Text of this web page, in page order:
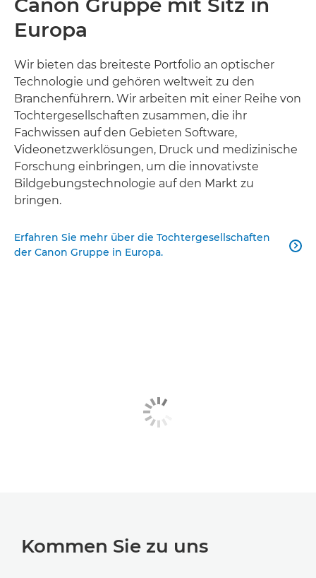
Canon Gruppe mit Sitz in
Europa
Wir bieten das breiteste Portfolio an optischer
Technologie und gehören weltweit zu den
Branchenführern. Wir arbeiten mit einer Reihe von
Tochtergesellschaften zusammen, die ihr
Fachwissen auf den Gebieten Software,
Videonetzwerklösungen, Druck und medizinische
Forschung einbringen, um die innovativste
Bildgebungstechnologie auf den Markt zu
bringen.
Erfahren Sie mehr über die Tochtergesellschaften
der Canon Gruppe in Europa.

Kommen Sie zu uns